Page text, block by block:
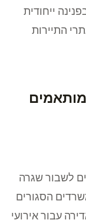
ייחודית
התיירות
מותאמים
לשבור שגרה
הסגורים
עבור אירועי